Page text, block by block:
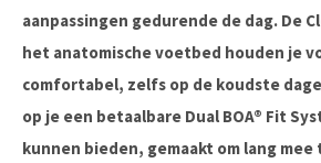
aanpassingen gedurende de dag. De
het anatomische voetbed houden je
comfortabel, zelfs op de koudste
op je een betaalbare Dual BOA® Fit
kunnen bieden, gemaakt om lang